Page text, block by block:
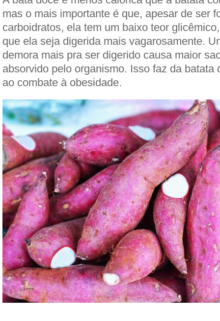
mas o mais importante é que, apesar de ser
carboidratos, ela tem um baixo teor
que ela seja digerida mais vagarosamente.
demora mais pra ser digerido causa maior
absorvido pelo organismo. Isso faz da batata
ao combate à obesidade.